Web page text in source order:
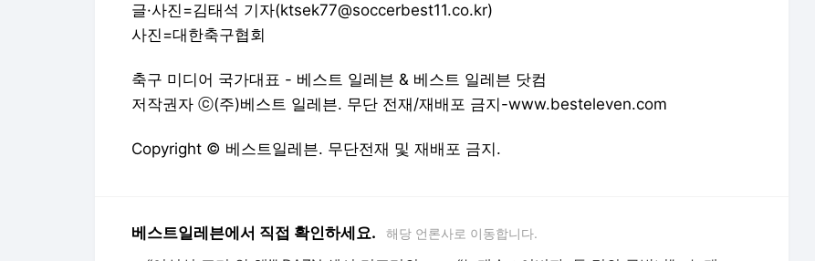
글·사진=김태석 기자(ktsek77@soccerbest11.co.kr)
사진=대한축구협회
축구 미디어 국가대표 - 베스트 일레븐 & 베스트 일레븐 닷컴
저작권자 ⓒ(주)베스트 일레븐. 무단 전재/재배포 금지-www.besteleven.com
Copyright © 베스트일레븐. 무단전재 및 재배포 금지.
베스트일레븐에서 직접 확인하세요. 해당 언론사로 이동합니다.